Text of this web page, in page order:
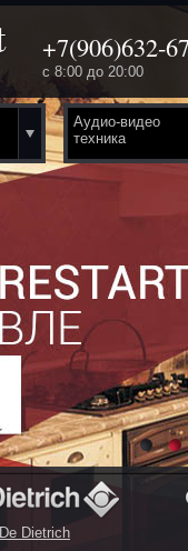
+7(906)632-
с 8:00 до 20:00
Аудио-видео
техника
De Dietrich